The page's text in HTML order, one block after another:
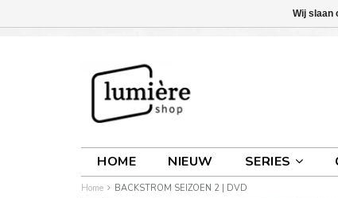
HOME NIEUW SERIES
Home BACKSTROM SEIZOEN 2 | DVD
Wij slaan